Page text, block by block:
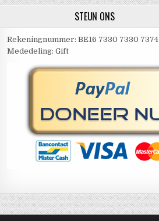
STEUN ONS
Rekeningnummer: BE16 7330 7330 7374 |
Mededeling: Gift